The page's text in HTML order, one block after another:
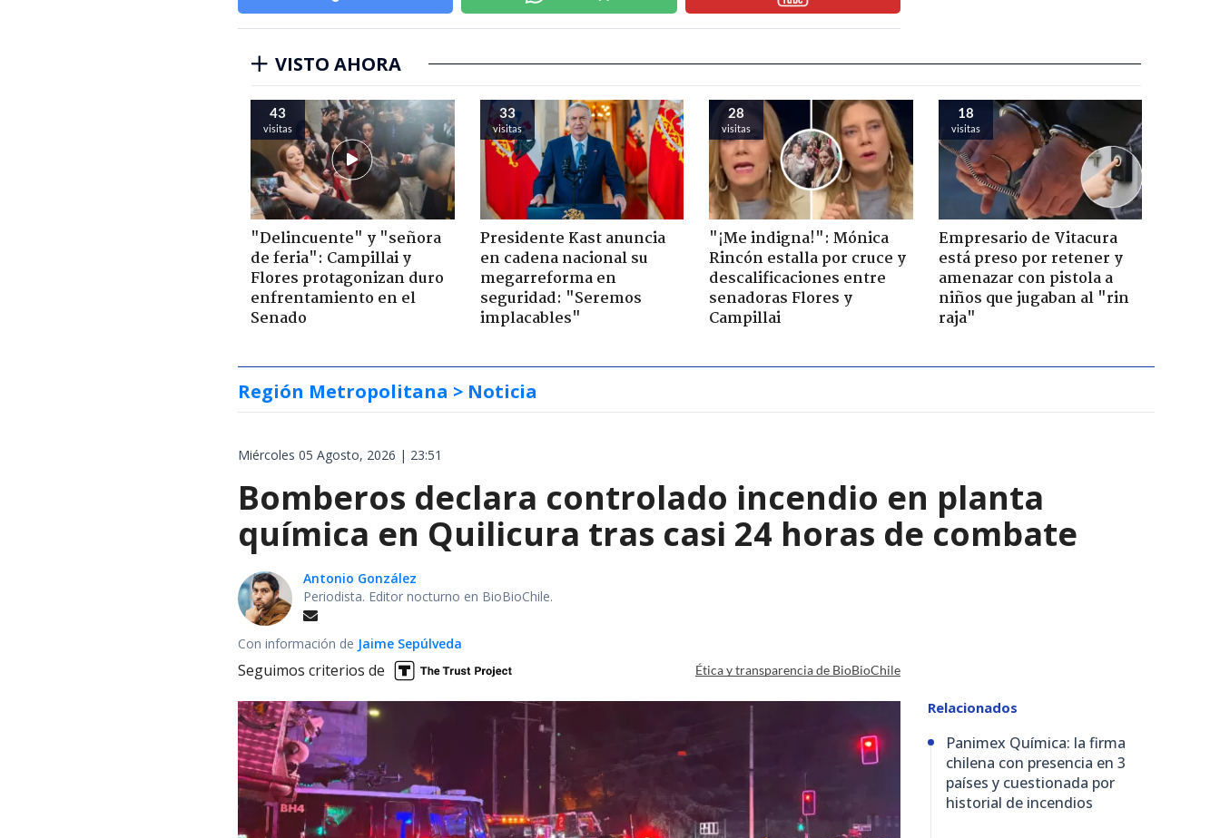
VISTO AHORA
43
visitas
"Delincuente" y "señora
de feria": Campillai y
Flores protagonizan duro
enfrentamiento en el
Senado
33
visitas
Presidente Kast anuncia
en cadena nacional su
megarreforma en
seguridad: "Seremos
implacables"
28
visitas
"¡Me indigna!": Mónica
Rincón estalla por cruce y
descalificaciones entre
senadoras Flores y
Campillai
18
visitas
Empresario de Vitacura
está preso por retener y
amenazar con pistola a
niños que jugaban al "rin
raja"
Región Metropolitana > Noticia
Miércoles 05 Agosto, 2026 | 23:51
Bomberos declara controlado incendio en planta
química en Quilicura tras casi 24 horas de combate
Antonio González
Periodista. Editor nocturno en BioBioChile.
Con información de Jaime Sepúlveda
Seguimos criterios de Ética y transparencia de BioBioChile
Relacionados
Panimex Química: la firma
chilena con presencia en 3
países y cuestionada por
historial de incendios